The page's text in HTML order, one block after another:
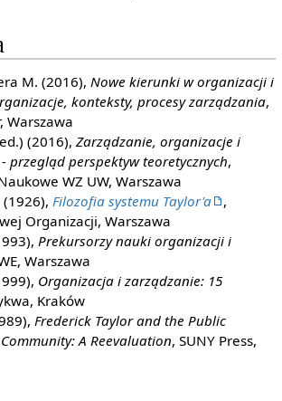
M. (2016),Nowe kierunki w organizacji i
konteksty, procesy zarządzania,
Warszawa
(2016),Zarządzanie, organizacje i
przegląd perspektyw teoretycznych,
WZ UW, Warszawa
(1926),Filozofia systemu Taylor'a
,
Organizacji, Warszawa
Prekursorzy nauki organizacji i
Warszawa
Organizacja i zarządzanie: 15
Kraków
Frederick Taylor and the Public
A Reevaluation, SUNY Press,